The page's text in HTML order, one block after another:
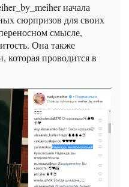
начала
сюрпризов для своих
смысле,
Она также
которая проводится в